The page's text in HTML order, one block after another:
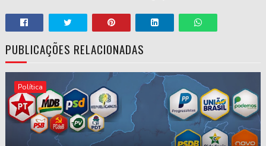
PUBLICAÇÕES RELACIONADAS
Política